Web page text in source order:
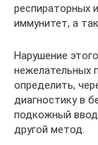
респираторных
иммунитет, а
Нарушение
нежелательных
определить,
диагностику в
подкожный
другой метод.